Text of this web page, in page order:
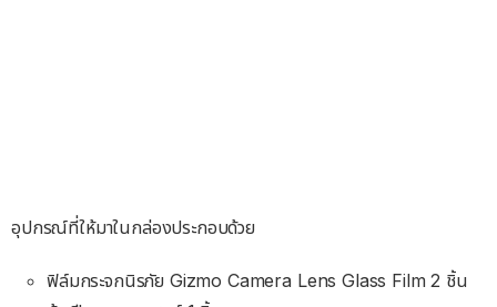
อุปกรณ์ที่ให้มาในกล่องประกอบด้วย
ฟิล์มกระจกนิรภัย Gizmo Camera Lens Glass Film 2 ชิ้น